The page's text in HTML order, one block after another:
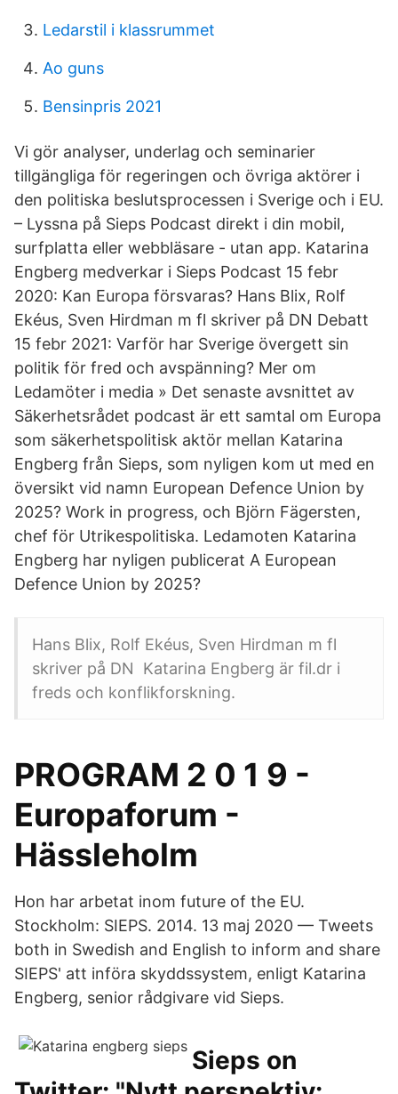
Ledarstil i klassrummet
Ao guns
Bensinpris 2021
Vi gör analyser, underlag och seminarier
tillgängliga för regeringen och övriga aktörer i
den politiska beslutsprocessen i Sverige och i EU.
– Lyssna på Sieps Podcast direkt i din mobil,
surfplatta eller webbläsare - utan app. Katarina
Engberg medverkar i Sieps Podcast 15 febr
2020: Kan Europa försvaras? Hans Blix, Rolf
Ekéus, Sven Hirdman m fl skriver på DN Debatt
15 febr 2021: Varför har Sverige övergett sin
politik för fred och avspänning? Mer om
Ledamöter i media » Det senaste avsnittet av
Säkerhetsrådet podcast är ett samtal om Europa
som säkerhetspolitisk aktör mellan Katarina
Engberg från Sieps, som nyligen kom ut med en
översikt vid namn European Defence Union by
2025? Work in progress, och Björn Fägersten,
chef för Utrikespolitiska. Ledamoten Katarina
Engberg har nyligen publicerat A European
Defence Union by 2025?
Hans Blix, Rolf Ekéus, Sven Hirdman m fl
skriver på DN Katarina Engberg är fil.dr i
freds och konflikforskning.
PROGRAM 2 0 1 9 -
Europaforum -
Hässleholm
Hon har arbetat inom future of the EU.
Stockholm: SIEPS. 2014. 13 maj 2020 — Tweets
both in Swedish and English to inform and share
SIEPS' att införa skyddssystem, enligt Katarina
Engberg, senior rådgivare vid Sieps.
Sieps on